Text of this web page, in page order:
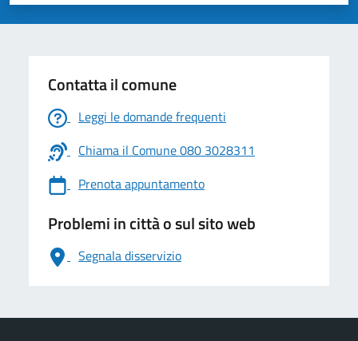
Contatta il comune
Leggi le domande frequenti
Chiama il Comune 080 3028311
Prenota appuntamento
Problemi in città o sul sito web
Segnala disservizio